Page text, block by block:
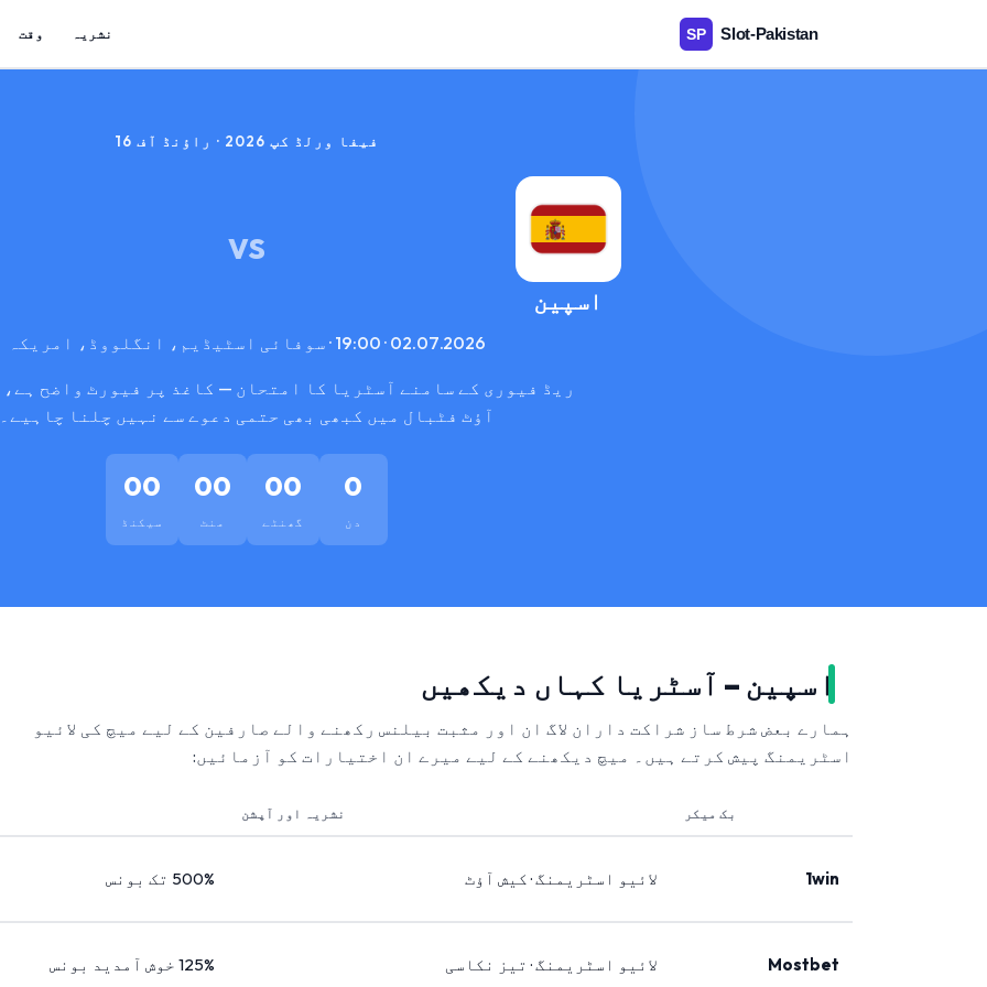
نشریہ وقت
فیفا ورلڈ کپ 2026 · راؤنڈ آف 16
اسپین
VS
02.07.2026 · 19:00 · سوفائی اسٹیڈیم، انگلووڈ، امریکہ
ریڈ فیوری کے سامنے آسٹریا کا امتحان — کاغذ پر فیورٹ واضح
آؤٹ فٹبال میں کبھی بھی حتمی دعوے سے نہیں چلنا چاہیے۔
0
دن
00
گھنٹے
00
منٹ
00
سیکنڈ
اسپین – آسٹریا کہاں دیکھیں
ہمارے بعض شرط ساز شراکت داران لاگ ان اور مثبت بیلنس رکھنے والے صارفین کے لیے میچ کی لائیو
اسٹریمنگ پیش کرتے ہیں۔ میچ دیکھنے کے لیے میرے ان اختیارات کو آزمائیں:
بک میکر نشریہ اور آپشن
1win لائیو اسٹریمنگ · کیش آؤٹ 500% تک بونس
Mostbet لائیو اسٹریمنگ · تیز نکاسی 125% خوش آمدید بونس